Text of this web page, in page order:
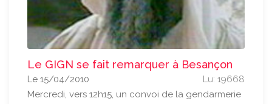
Le GIGN se fait remarquer à Besançon
Lu: 19668
Le 15/04/2010
Mercredi, vers 12h15, un convoi de la gendarmerie